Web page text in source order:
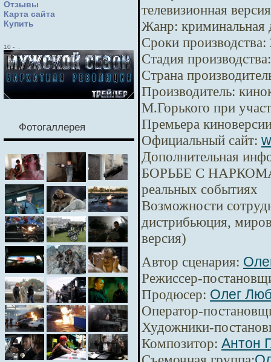
Отзывы
Карта сайта
Купить
10 -
Фотогаллерея
телевизионная
Жанр: криминальная
Сроки производства:
Стадия производства:
Страна
Производитель:
М.Горького при
Премьера
Официальный сайт:
Дополнительная
БОРЬБЕ С
реальных событиях
Возможности
дистрибьюция,
версия)
Автор сценария:
Режиссер-
Продюсер: Олег
Оператор-
Художники-
Композитор: Антон